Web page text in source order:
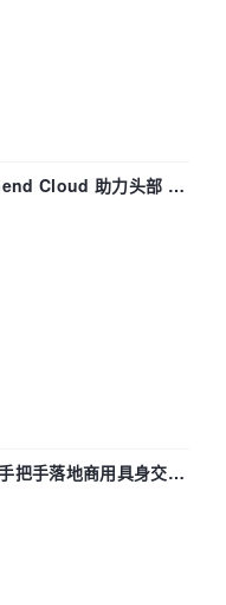
Cloud 助力头部 AI
把手落地商用具身交互